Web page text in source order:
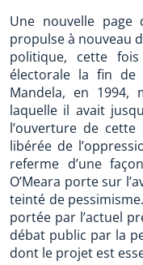
Une nouvelle page
propulse à nouveau
politique, cette
électorale la fin de
Mandela, en 1994,
laquelle il avait
l’ouverture de
libérée de
referme d’une
O’Meara porte sur
teinté de
portée par l’actuel
débat public par la
dont le projet est